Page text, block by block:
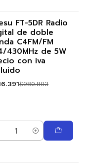
FT-5DR Radio
de doble
C4FM/FM
430MHz de 5W
con iva
$980.803